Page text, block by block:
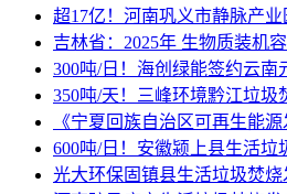
超17亿！河南巩义市静脉产
吉林省：2025年 生物质装机
300吨/日！海创绿能签约云南
350吨/天！三峰环境黔江垃
《宁夏回族自治区可再生能
600吨/日！安徽颍上县生活
光大环保固镇县生活垃圾焚